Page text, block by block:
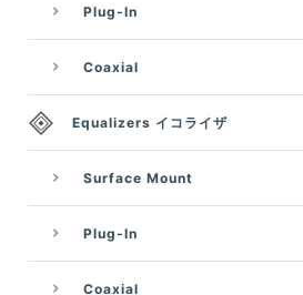
Plug-In
Coaxial
Equalizers イコライザ
Surface Mount
Plug-In
Coaxial